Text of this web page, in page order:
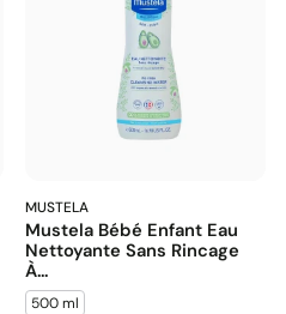
MUSTELA
Mustela Bébé Enfant Eau
Nettoyante Sans Rincage
À...
500 ml